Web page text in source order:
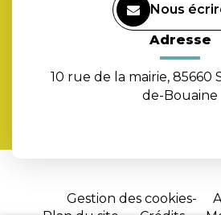
Nous
Adresse
10 rue de la mairie, 85660
de-Bouaine
Gestion des cookies